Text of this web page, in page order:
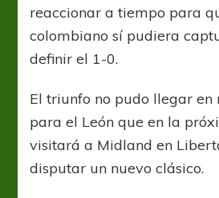
reaccionar a tiempo para
colombiano sí pudiera
definir el 1-0.
El triunfo no pudo llegar
para el León que en la
visitará a Midland en
disputar un nuevo clásico.